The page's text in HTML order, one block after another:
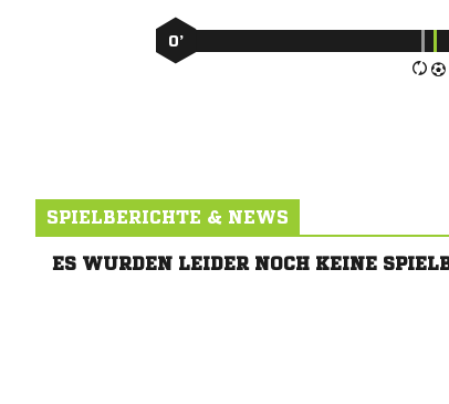
0’
SPIELBERICHTE & NEWS
ES WURDEN LEIDER NOCH KEINE